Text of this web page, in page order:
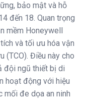
bảo mật và hỗ
đến 18. Quan trọng
mềm Honeywell
và tối ưu hóa vận
(TCO). Điều này cho
đội ngũ thiết bị di
hoạt động với hiệu
mối đe dọa an ninh